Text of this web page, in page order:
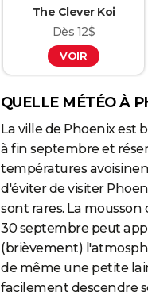
The Clever Koi
Dès 12$
VOIR
QUELLE MÉTÉO À
La ville de Phoenix est
à fin septembre et
températures
d'éviter de visiter
sont rares. La
30 septembre peut
(brièvement)
de même une petite
facilement descendre